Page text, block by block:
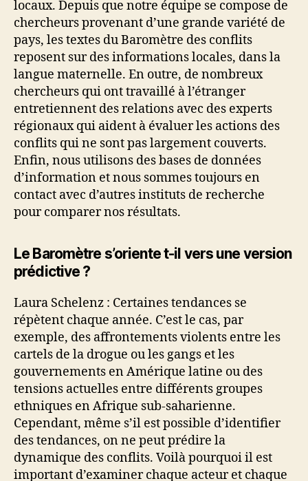
locaux. Depuis que notre équipe se compose de
chercheurs provenant d’une grande variété de
pays, les textes du Baromètre des conflits
reposent sur ​​des informations locales, dans la
langue maternelle. En outre, de nombreux
chercheurs qui ont travaillé à l’étranger
entretiennent des relations avec des experts
régionaux qui aident à évaluer les actions des
conflits qui ne sont pas largement couverts.
Enfin, nous utilisons des bases de données
d’information et nous sommes toujours en
contact avec d’autres instituts de recherche
pour comparer nos résultats.
Le Baromètre s’oriente t-il vers une version
prédictive ?
Laura Schelenz : Certaines tendances se
répètent chaque année. C’est le cas, par
exemple, des affrontements violents entre les
cartels de la drogue ou les gangs et les
gouvernements en Amérique latine ou des
tensions actuelles entre différents groupes
ethniques en Afrique sub-saharienne.
Cependant, même s’il est possible d’identifier
des tendances, on ne peut prédire la
dynamique des conflits. Voilà pourquoi il est
important d’examiner chaque acteur et chaque